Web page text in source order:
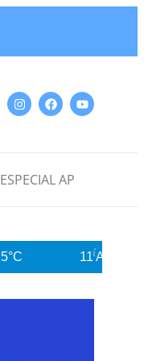
ESPECIAL AP
11 Ago 21°C